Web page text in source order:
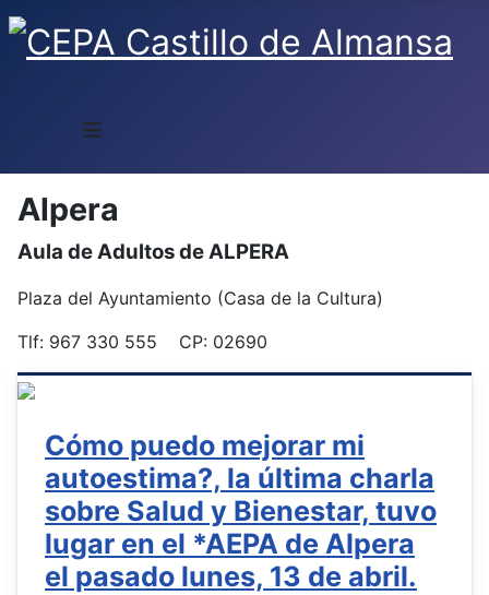
≡
Alpera
Aula de Adultos de ALPERA
Plaza del Ayuntamiento (Casa de la Cultura)
Tlf: 967 330 555 CP: 02690
Cómo puedo mejorar mi
autoestima?, la última charla
sobre Salud y Bienestar, tuvo
lugar en el *AEPA de Alpera
el pasado lunes, 13 de abril.